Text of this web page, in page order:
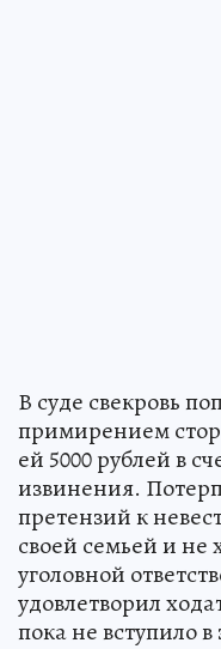
В суде свекровь
примирением
ей 5000 рублей в
извинения.
претензий к
своей семьей и не
уголовной
удовлетворил
пока не вступило